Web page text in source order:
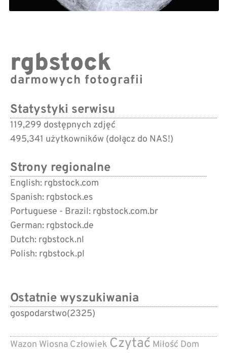
rgbstock
darmowych fotografii
Statystyki serwisu
119,299 dostępnych zdjęć
495,341 użytkowników (dołącz do NAS!)
Strony regionalne
English: rgbstock.com
Spanish: rgbstock.es
Portuguese - Brazil: rgbstock.com.br
German: rgbstock.de
Dutch: rgbstock.nl
Polish: rgbstock.pl
Ostatnie wyszukiwania
gospodarstwo(2325)
Wazon Wiosna Człowiek Czytać Miłość Dom